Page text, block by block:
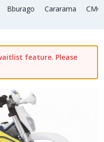
Bburago Cararama CMC
feature. Please